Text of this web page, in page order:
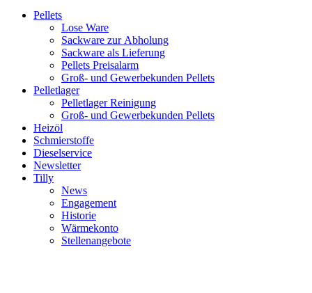
Pellets
Lose Ware
Sackware zur Abholung
Sackware als Lieferung
Pellets Preisalarm
Groß- und Gewerbekunden Pellets
Pelletlager
Pelletlager Reinigung
Groß- und Gewerbekunden Pellets
Heizöl
Schmierstoffe
Dieselservice
Newsletter
Tilly
News
Engagement
Historie
Wärmekonto
Stellenangebote